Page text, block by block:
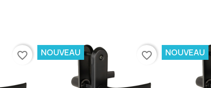
favorite_border NOUVEAU favorite_border NOUVEAU